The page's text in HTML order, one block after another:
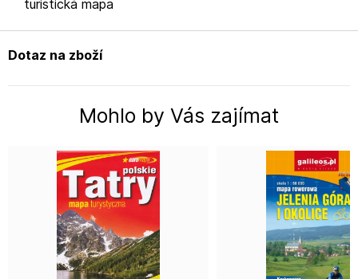
turistická mapa
Dotaz na zboží
Mohlo by Vás zajímat